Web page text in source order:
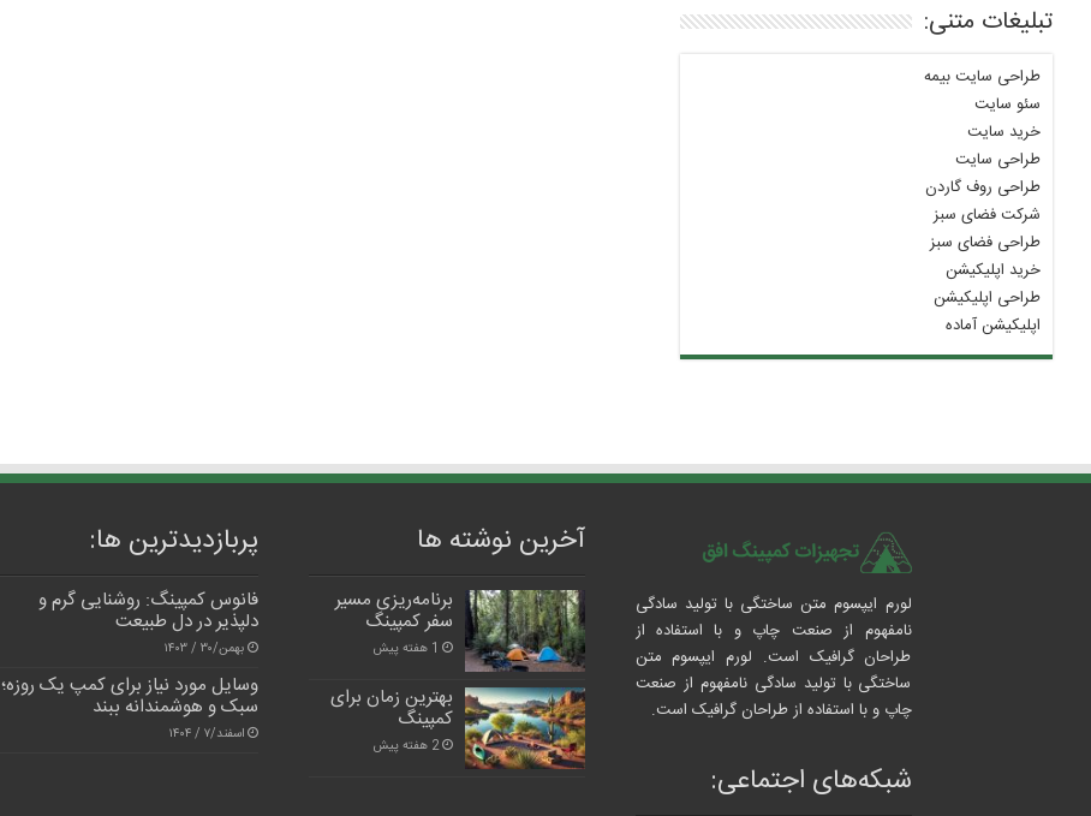
تبلیغات متنی:
طراحی سایت بیمه
سئو سایت
خرید سایت
طراحی سایت
طراحی روف گاردن
شرکت فضای سبز
طراحی فضای سبز
خرید اپلیکیشن
طراحی اپلیکیشن
اپلیکیشن آماده
لورم ایپسوم متن ساختگی با تولید سادگی
نامفهوم از صنعت چاپ و با استفاده از
طراحان گرافیک است. لورم ایپسوم متن
ساختگی با تولید سادگی نامفهوم از صنعت
چاپ و با استفاده از طراحان گرافیک است.
شبکه‌های اجتماعی:
آخرین نوشته ها
برنامه‌ریزی مسیر
سفر کمپینگ
1 هفته پیش
بهترین زمان برای
کمپینگ
2 هفته پیش
پربازدیدترین‌ ها:
فانوس کمپینگ: روشنایی گرم و
دلپذیر در دل طبیعت
بهمن/۳۰ / ۱۴۰۳
وسایل مورد نیاز برای کمپ یک روزه؛
سبک و هوشمندانه ببند
اسفند/۷ / ۱۴۰۴